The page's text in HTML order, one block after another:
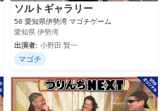
ソルトギャラリー
58 愛知県伊勢湾 マゴチゲーム
愛知県 伊勢湾
出演者: 小野田 賢一
マゴチ